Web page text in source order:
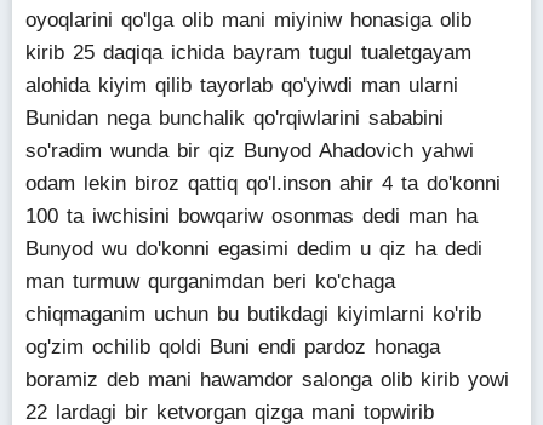
oyoqlarini qo'lga olib mani miyiniw honasiga olib
kirib 25 daqiqa ichida bayram tugul tualetgayam
alohida kiyim qilib tayorlab qo'yiwdi man ularni
Bunidan nega bunchalik qo'rqiwlarini sababini
so'radim wunda bir qiz Bunyod Ahadovich yahwi
odam lekin biroz qattiq qo'l.inson ahir 4 ta do'konni
100 ta iwchisini bowqariw osonmas dedi man ha
Bunyod wu do'konni egasimi dedim u qiz ha dedi
man turmuw qurganimdan beri ko'chaga
chiqmaganim uchun bu butikdagi kiyimlarni ko'rib
og'zim ochilib qoldi Buni endi pardoz honaga
boramiz deb mani hawamdor salonga olib kirib yowi
22 lardagi bir ketvorgan qizga mani topwirib